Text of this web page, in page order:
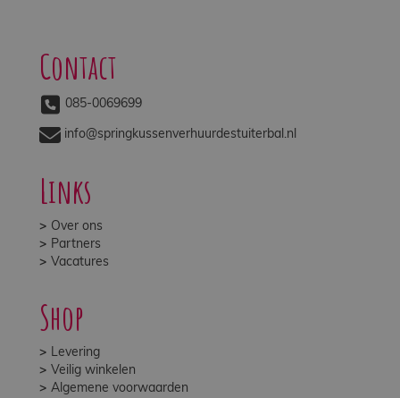
Contact
085-0069699
info@springkussenverhuurdestuiterbal.nl
Links
Over ons
Partners
Vacatures
Shop
Levering
Veilig winkelen
Algemene voorwaarden